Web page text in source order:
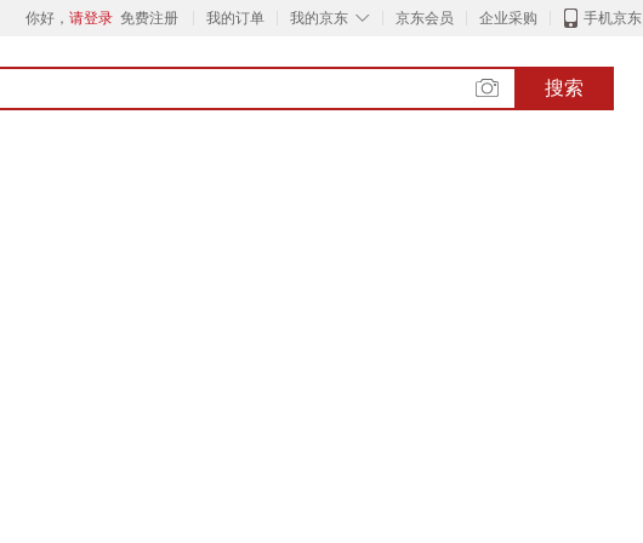
你好， 请登录 免费注册 我的订单 ◇
我的京东 京东会员 企业采购 手机京东
搜索